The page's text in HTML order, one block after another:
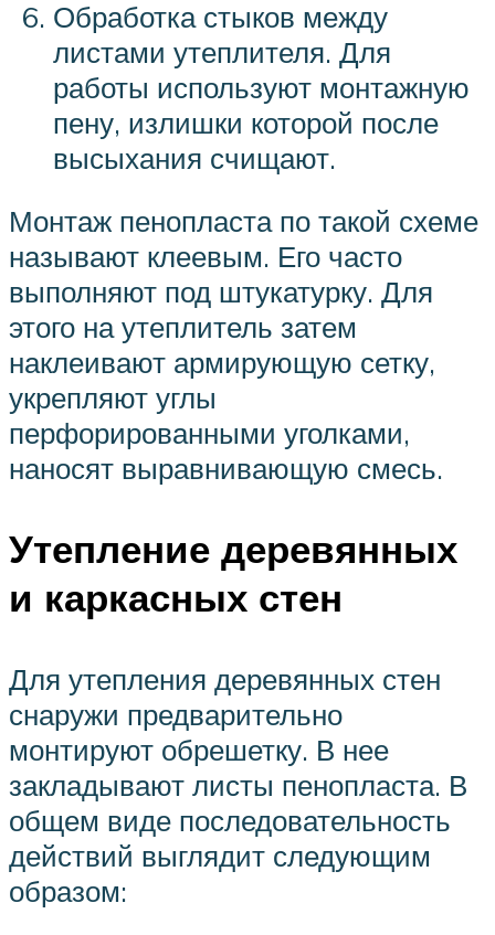
Обработка стыков между
листами утеплителя. Для
работы используют монтажную
пену, излишки которой после
высыхания счищают.
Монтаж пенопласта по такой схеме
называют клеевым. Его часто
выполняют под штукатурку. Для
этого на утеплитель затем
наклеивают армирующую сетку,
укрепляют углы
перфорированными уголками,
наносят выравнивающую смесь.
Утепление деревянных
и каркасных стен
Для утепления деревянных стен
снаружи предварительно
монтируют обрешетку. В нее
закладывают листы пенопласта. В
общем виде последовательность
действий выглядит следующим
образом: